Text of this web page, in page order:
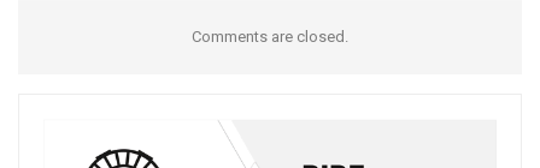
Comments are closed.